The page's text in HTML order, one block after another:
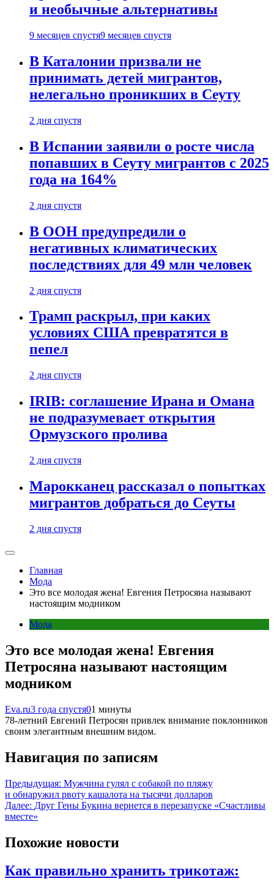
и необычные альтернативы
9 месяцев спустя9 месяцев спустя
В Каталонии призвали не
принимать детей мигрантов,
нелегально проникших в Сеуту
2 дня спустя
В Испании заявили о росте числа
попавших в Сеуту мигрантов с 2025
года на 164%
2 дня спустя
В ООН предупредили о
негативных климатических
последствиях для 49 млн человек
2 дня спустя
Трамп раскрыл, при каких
условиях США превратятся в
пепел
2 дня спустя
IRIB: соглашение Ирана и Омана
не подразумевает открытия
Ормузского пролива
2 дня спустя
Марокканец рассказал о попытках
мигрантов добраться до Сеуты
2 дня спустя
Главная
Мода
Это все молодая жена! Евгения Петросяна называют
настоящим модником
Мода
Это все молодая жена! Евгения
Петросяна называют настоящим
модником
Eva.ru3 года спустя01 минуты
78-летний Евгений Петросян привлек внимание поклонников
своим элегантным внешним видом.
Навигация по записям
Предыдущая: Мужчина гулял с собакой по пляжу
и обнаружил рвоту кашалота на тысячи долларов
Далее: Друг Гены Букина вернется в перезапуске «Счастливы
вместе»
Похожие новости
Как правильно хранить трикотаж: